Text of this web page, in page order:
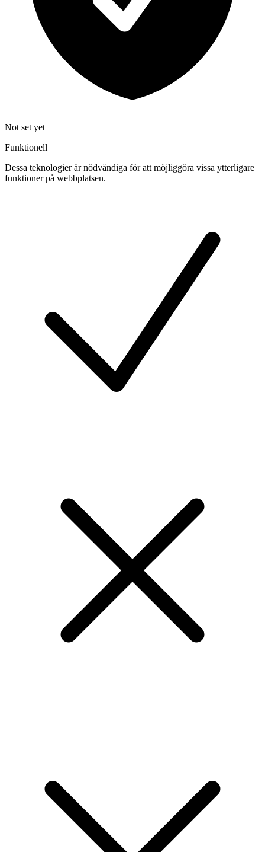
Not set yet
Funktionell
Dessa teknologier är nödvändiga för att möjliggöra vissa ytterligare
funktioner på webbplatsen.